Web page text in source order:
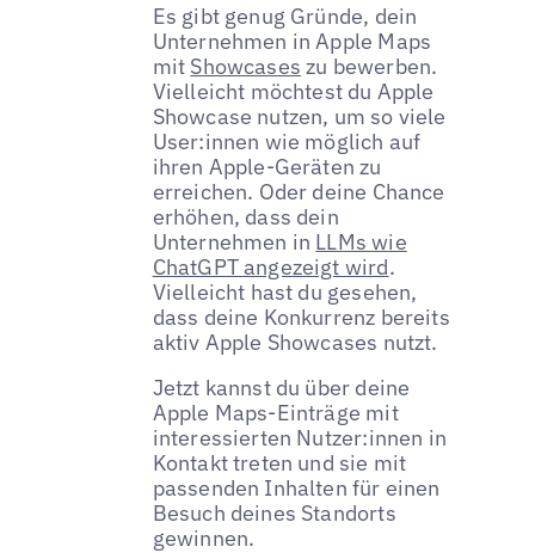
Es gibt genug Gründe, dein
Unternehmen in Apple Maps
mit Showcases zu bewerben.
Vielleicht möchtest du Apple
Showcase nutzen, um so viele
User:innen wie möglich auf
ihren Apple-Geräten zu
erreichen. Oder deine Chance
erhöhen, dass dein
Unternehmen in LLMs wie
ChatGPT angezeigt wird.
Vielleicht hast du gesehen,
dass deine Konkurrenz bereits
aktiv Apple Showcases nutzt.
Jetzt kannst du über deine
Apple Maps-Einträge mit
interessierten Nutzer:innen in
Kontakt treten und sie mit
passenden Inhalten für einen
Besuch deines Standorts
gewinnen.